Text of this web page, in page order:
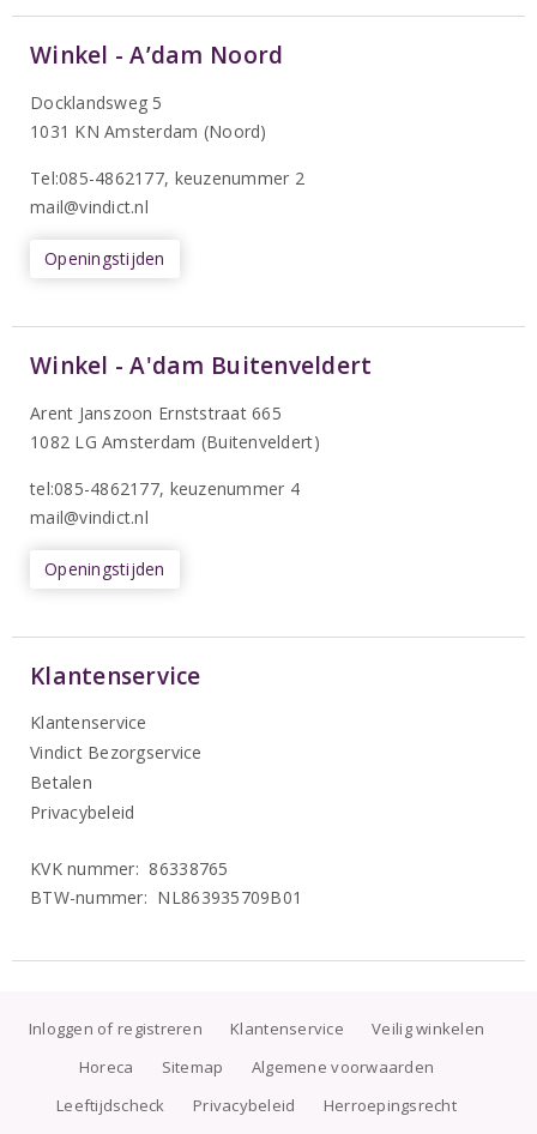
Winkel - A’dam Noord
Docklandsweg 5
1031 KN Amsterdam (Noord)
Tel:085-4862177, keuzenummer 2
mail@vindict.nl
Openingstijden
Winkel - A'dam Buitenveldert
Arent Janszoon Ernststraat 665
1082 LG Amsterdam (Buitenveldert)
tel:085-4862177, keuzenummer 4
mail@vindict.nl
Openingstijden
Klantenservice
Klantenservice
Vindict Bezorgservice
Betalen
Privacybeleid
KVK nummer: 86338765
BTW-nummer: NL863935709B01
Inloggen of registreren Klantenservice
Veilig winkelen
Horeca
Sitemap
Algemene voorwaarden
Leeftijdscheck
Privacybeleid Herroepingsrecht